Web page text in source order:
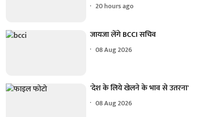
20 hours ago
जायजा लेंगे BCCI सचिव
08 Aug 2026
'देश के लिये खेलने के भाव से उतरना'
08 Aug 2026